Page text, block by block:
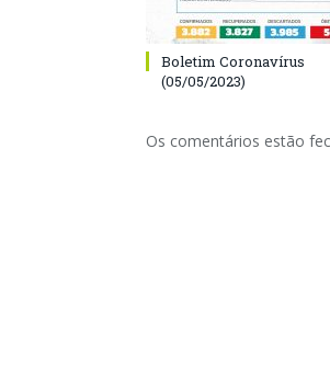
Boletim Coronavírus
(05/05/2023)
Os comentários estão